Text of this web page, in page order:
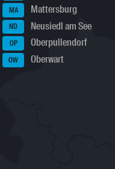
MA Mattersburg
ND Neusiedl am See
OP Oberpullendorf
OW Oberwart